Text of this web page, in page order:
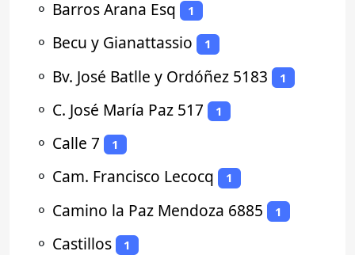
⚬ Barros Arana Esq 1
⚬ Becu y Gianattassio 1
⚬ Bv. José Batlle y Ordóñez 5183 1
⚬ C. José María Paz 517 1
⚬ Calle 7 1
⚬ Cam. Francisco Lecocq 1
⚬ Camino la Paz Mendoza 6885 1
⚬ Castillos 1